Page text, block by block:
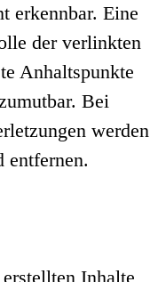
erkennbar. Eine
der verlinkten
Anhaltspunkte
Bei
werden
entfernen.
Inhalte